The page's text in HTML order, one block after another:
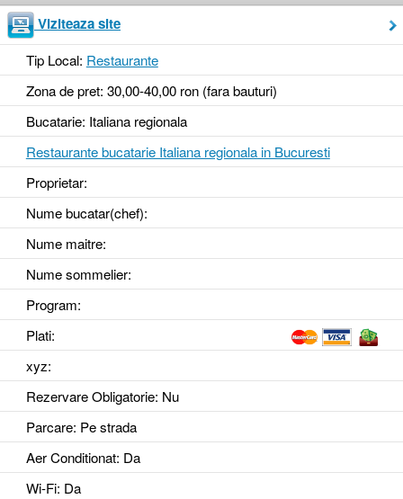
Viziteaza site
Tip Local: Restaurante
Zona de pret: 30,00-40,00 ron (fara bauturi)
Bucatarie: Italiana regionala
Restaurante bucatarie Italiana regionala in Bucuresti
Proprietar:
Nume bucatar(chef):
Nume maitre:
Nume sommelier:
Program:
Plati:
xyz:
Rezervare Obligatorie: Nu
Parcare: Pe strada
Aer Conditionat: Da
Wi-Fi: Da